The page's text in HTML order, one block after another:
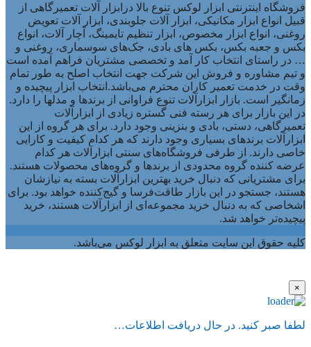
فروشگاه اینترنتی ابزار لوکس تنوع بالا درابزار آلات تعمیرگاهی از
قبیل انواع ابزار مکانیکی، ابزار آلات جلوبندی، ابزار آلات تعویض
روغنی، انواع ابزار مخصوص، ابزار تنظیم تایمینگ، آچار آلات، انواع
بکس و جعبه بکس، بکس های بادی، جک‌های سوسماری، روغنی و
… در راستای انتخاب کار آمد و تخصصی مشتریان فراهم آمده است
و تیم مشاوره و فروش این شرکت جهت انتخاب اصلح به طور تمام
وقت در خدمت تعمیر کاران محترم می‌باشد.انتخاب ابزار پیچیده و
زمانگیر است. بازار ابزارآلات تنوع فراوانی از برندها و مدلها را دارد.
در این بازار برای هر رسته فنی گستره زیادی از ابزارآلات
تعمیرگاهی، دستی، بادی و بنزینی وجود دارد. برای هر گروه از این
ابزارآلات برندهای بسیاری وجود دارند که هر کدام کیفیت و کارایی
خاصی دارند. از طرفی فروشگاه‌های سنتی ابزارآلات هر کدام
عرضه کننده گروه محدودی از برندها و گروه‌های محصولات هستند.
برای مشتریانی که دنبال خرید بهترین ابزارآلات بسته به نیازشان
هستند، جستجو در این بازار طاقت‌فرسا و گیج‌کننده خواهد بود. برای
اشخاصی که به دنبال خرید مجموعه‌ای از ابزارآلات هستند، خرید
پیچیده‌تر خواهد شد.
کلیه حقوق این سایت متعلق به ابزار لوکس می‌باشد.
×
لطفا صبر کنید. در حال دریافت اطلاعات…